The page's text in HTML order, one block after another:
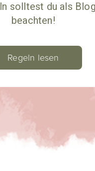
solltest du als
beachten!
Regeln lesen